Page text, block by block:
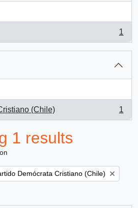
1
(Chile) 1
1 results
filter:
Demócrata Cristiano (Chile)